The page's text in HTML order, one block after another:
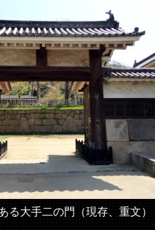
る大手二の門（現存、重文）